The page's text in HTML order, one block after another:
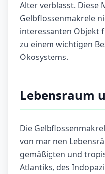
Alter verblasst. Diese
Gelbflossenmakrele
interessanten Objekt
zu einem wichtigen
Ökosystems.
Lebensraum
Die
von marinen
gemäßigten und
Atlantiks, des